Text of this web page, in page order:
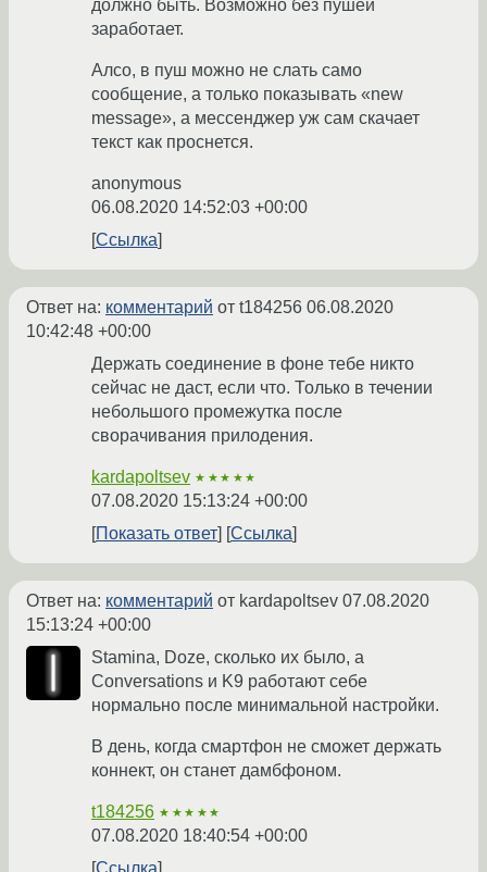
должно быть. Возможно без пушей
заработает.
Алсо, в пуш можно не слать само
сообщение, а только показывать «new
message», а мессенджер уж сам скачает
текст как проснется.
anonymous
06.08.2020 14:52:03 +00:00
Ссылка
Ответ на: комментарий от t184256 06.08.2020
10:42:48 +00:00
Держать соединение в фоне тебе никто
сейчас не даст, если что. Только в течении
небольшого промежутка после
сворачивания прилодения.
kardapoltsev ★★★★★
07.08.2020 15:13:24 +00:00
Показать ответ
Ссылка
Ответ на: комментарий от kardapoltsev 07.08.2020
15:13:24 +00:00
Stamina, Doze, сколько их было, а
Conversations и K9 работают себе
нормально после минимальной настройки.
В день, когда смартфон не сможет держать
коннект, он станет дамбфоном.
t184256 ★★★★★
07.08.2020 18:40:54 +00:00